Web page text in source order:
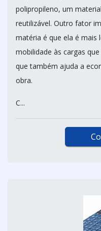
polipropileno, um
reutilizável. Outro fator
matéria é que ela é mais
mobilidade às cargas
que também ajuda a
obra.
C...